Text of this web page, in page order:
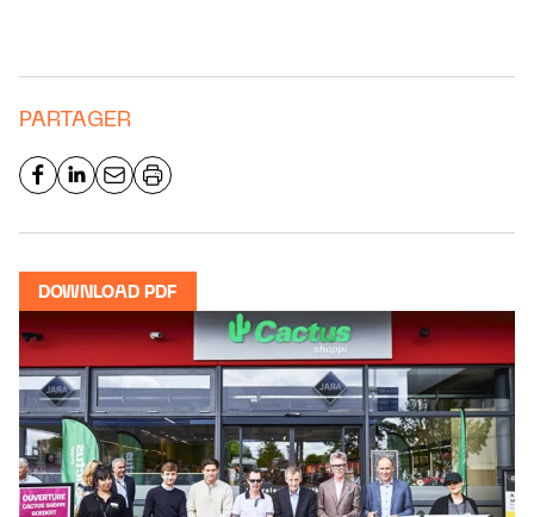
PARTAGER
DOWNLOAD PDF